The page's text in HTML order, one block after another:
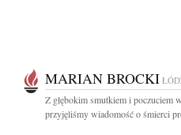
MARIAN BROCKI
Z głębokim smutkiem i poczuciem
przyjęliśmy wiadomość o śmierci